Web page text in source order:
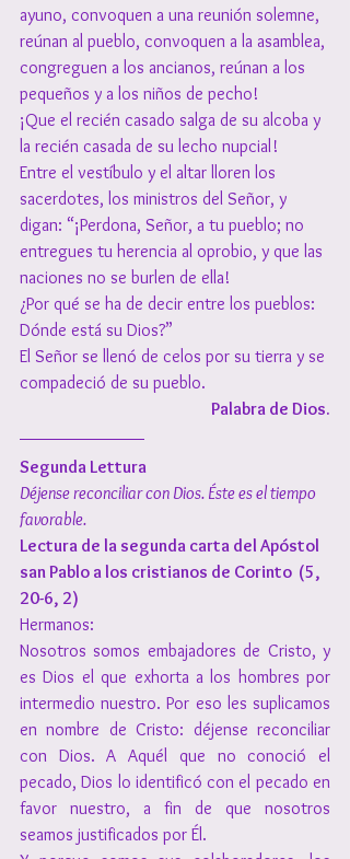
ayuno, convoquen a una reunión solemne,
reúnan al pueblo, convoquen a la asamblea,
congreguen a los ancianos, reúnan a los
pequeños y a los niños de pecho!
¡Que el recién casado salga de su alcoba y
la recién casada de su lecho nupcial!
Entre el vestíbulo y el altar lloren los
sacerdotes, los ministros del Señor, y
digan: “¡Perdona, Señor, a tu pueblo; no
entregues tu herencia al oprobio, y que las
naciones no se burlen de ella!
¿Por qué se ha de decir entre los pueblos:
Dónde está su Dios?”
El Señor se llenó de celos por su tierra y se
compadeció de su pueblo.
Palabra de Dios.
Segunda Lettura
Déjense reconciliar con Dios. Éste es el tiempo
favorable.
Lectura de la segunda carta del Apóstol
san Pablo a los cristianos de Corinto  (5,
20-6, 2)
Hermanos:
Nosotros somos embajadores de Cristo, y
es Dios el que exhorta a los hombres por
intermedio nuestro. Por eso les suplicamos
en nombre de Cristo: déjense reconciliar
con Dios. A Aquél que no conoció el
pecado, Dios lo identificó con el pecado en
favor nuestro, a fin de que nosotros
seamos justificados por Él.